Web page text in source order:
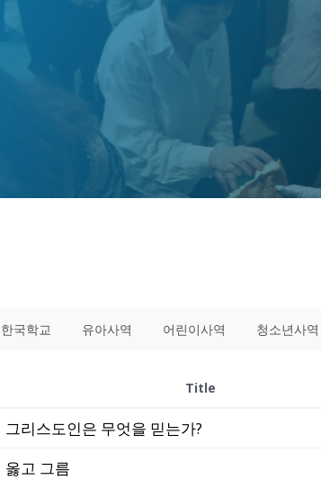
한국학교 유아사역 어린이사역 청소년사역
Title
그리스도인은 무엇을 믿는가?
옳고 그름